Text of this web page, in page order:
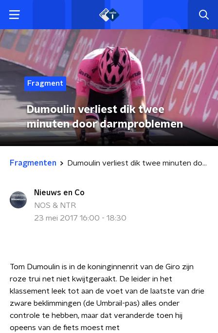
Fragment
Dumoulin verliest dik twee
minuten door darmproblemen
Fragmenten Dumoulin verliest dik twee minuten door darmproblemen
Nieuws en Co
NOS & NTR
23 mei 2017 16:00 - 18:30
Tom Dumoulin is in de koninginnenrit van de Giro zijn
roze trui net niet kwijtgeraakt. De leider in het
klassement leek tot aan de voet van de laatste van drie
zware beklimmingen (de Umbrail-pas) alles onder
controle te hebben, maar dat veranderde toen hij
opeens van de fiets moest met